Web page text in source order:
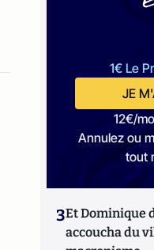
1€ Le
JE
12€/
Annulez ou
tout
3Et Dominique
accoucha du